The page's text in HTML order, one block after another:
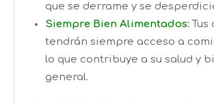
que se derrame y se
Siempre Bien Alimentados: Tus
tendrán siempre acceso a
lo que contribuye a su salud y
general.